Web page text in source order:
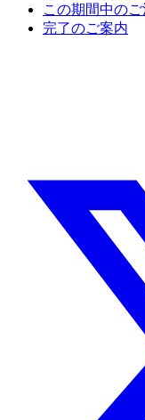
この期間中の
完了のご案内